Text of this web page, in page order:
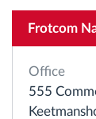
Kontrola
Frotcom
Office
555